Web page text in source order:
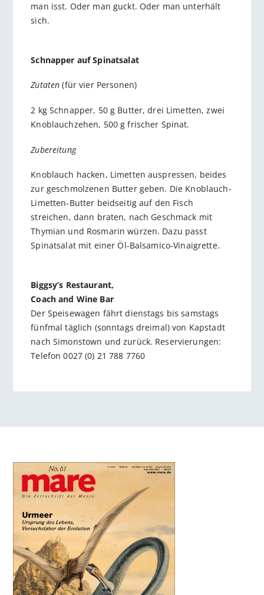
man isst. Oder man guckt. Oder man unterhält
sich.
Schnapper auf Spinatsalat
Zutaten (für vier Personen)
2 kg Schnapper, 50 g Butter, drei Limetten, zwei
Knoblauchzehen, 500 g frischer Spinat.
Zubereitung
Knoblauch hacken, Limetten auspressen, beides
zur geschmolzenen Butter geben. Die Knoblauch-
Limetten-Butter beidseitig auf den Fisch
streichen, dann braten, nach Geschmack mit
Thymian und Rosmarin würzen. Dazu passt
Spinatsalat mit einer Öl-Balsamico-Vinaigrette.
Biggsy’s Restaurant,
Coach and Wine Bar
Der Speisewagen fährt dienstags bis samstags
fünfmal täglich (sonntags dreimal) von Kapstadt
nach Simonstown und zurück. Reservierungen:
Telefon 0027 (0) 21 788 7760